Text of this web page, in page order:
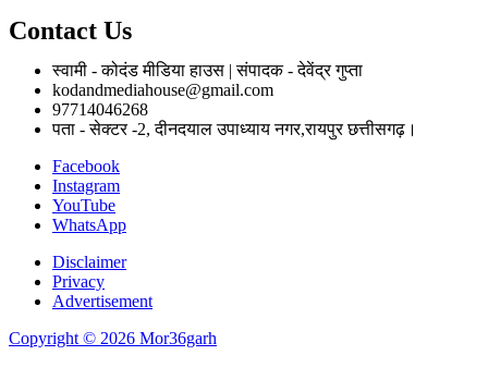
Contact Us
स्वामी - कोदंड मीडिया हाउस | संपादक - देवेंद्र गुप्ता
kodandmediahouse@gmail.com
97714046268
पता - सेक्टर -2, दीनदयाल उपाध्याय नगर,रायपुर छत्तीसगढ़।
Facebook
Instagram
YouTube
WhatsApp
Disclaimer
Privacy
Advertisement
Copyright © 2026 Mor36garh